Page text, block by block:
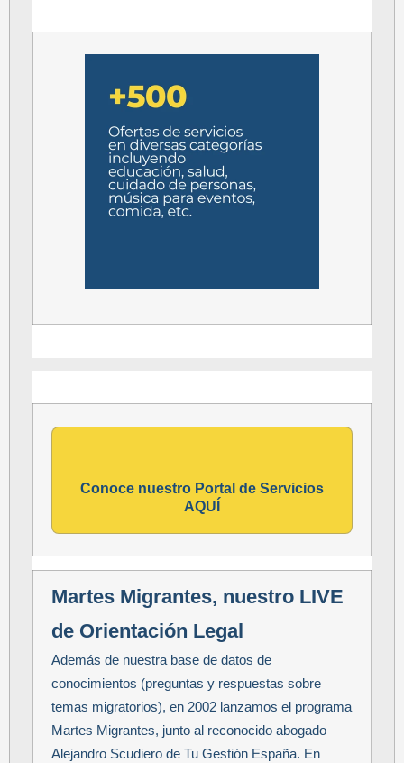
Conoce nuestro Portal de Servicios
AQUÍ
Martes Migrantes, nuestro LIVE
de Orientación Legal
Además de nuestra base de datos de
conocimientos (preguntas y respuestas sobre
temas migratorios), en 2002 lanzamos el programa
Martes Migrantes, junto al reconocido abogado
Alejandro Scudiero de Tu Gestión España. En